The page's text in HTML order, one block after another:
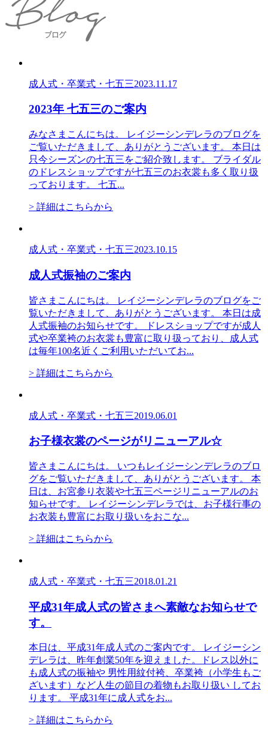
成人式・卒業式・七五三2023.11.17
2023年 七五三のご案内
みなさまこんにちは。 レイジーシンデレラのブログを
ご覧いただきまして、ありがとうございます。 本日は
只今シーズンの七五三をご紹介致します。 ブライダル
のドレスショップですが七五三のお衣裳も多く取り扱
っております。 七五...
> 詳細はこちらから
成人式・卒業式・七五三2023.10.15
成人式振袖のご案内
皆さまこんにちは。 レイジーシンデレラのブログをご
覧いただきまして、ありがとうございます。 本日は成
人式振袖のお知らせです。 ドレスショップですが成人
式や卒業袴のお衣裳も豊富に取り扱っており、成人式
は毎年100名近くご利用いただいてお...
> 詳細はこちらから
成人式・卒業式・七五三2019.06.01
お子様衣裳のページがリニューアル☆
皆さまこんにちは。 いつもレイジーシンデレラのブロ
グをご覧いただきまして、ありがとうございます。 本
日は、お宮参り衣装や七五三ページリニューアルのお
知らせです。 レイジーシンデレラでは、お子様行事の
お衣装も豊富にお取り扱いをおこな...
> 詳細はこちらから
成人式・卒業式・七五三2018.01.21
平成31年成人式の皆さまへ素敵なお知らせで
す。
本日は、平成31年成人式のご案内です。 レイジーシン
デレラは、昨年創業50年を迎えました。ドレス以外に
も成人式の振袖や 男性用紋付袴、卒業袴（小学生もご
ざいます）など人生の節目の着物もお取り扱い してお
ります。 平成31年に成人式をお...
> 詳細はこちらから